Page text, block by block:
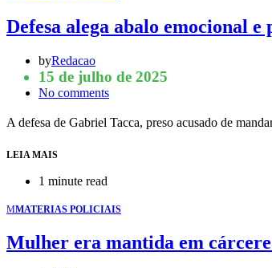
Defesa alega abalo emocional
byRedacao
15 de julho de 2025
No comments
A defesa de Gabriel Tacca, preso acusado de
LEIA MAIS
1 minute read
MMATERIAS POLICIAIS
Mulher era mantida em cárcere